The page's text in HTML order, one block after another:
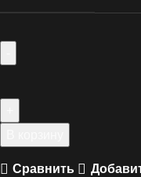
Сравнить